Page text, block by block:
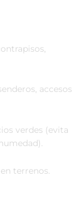
accesos
verdes (evita
terrenos.